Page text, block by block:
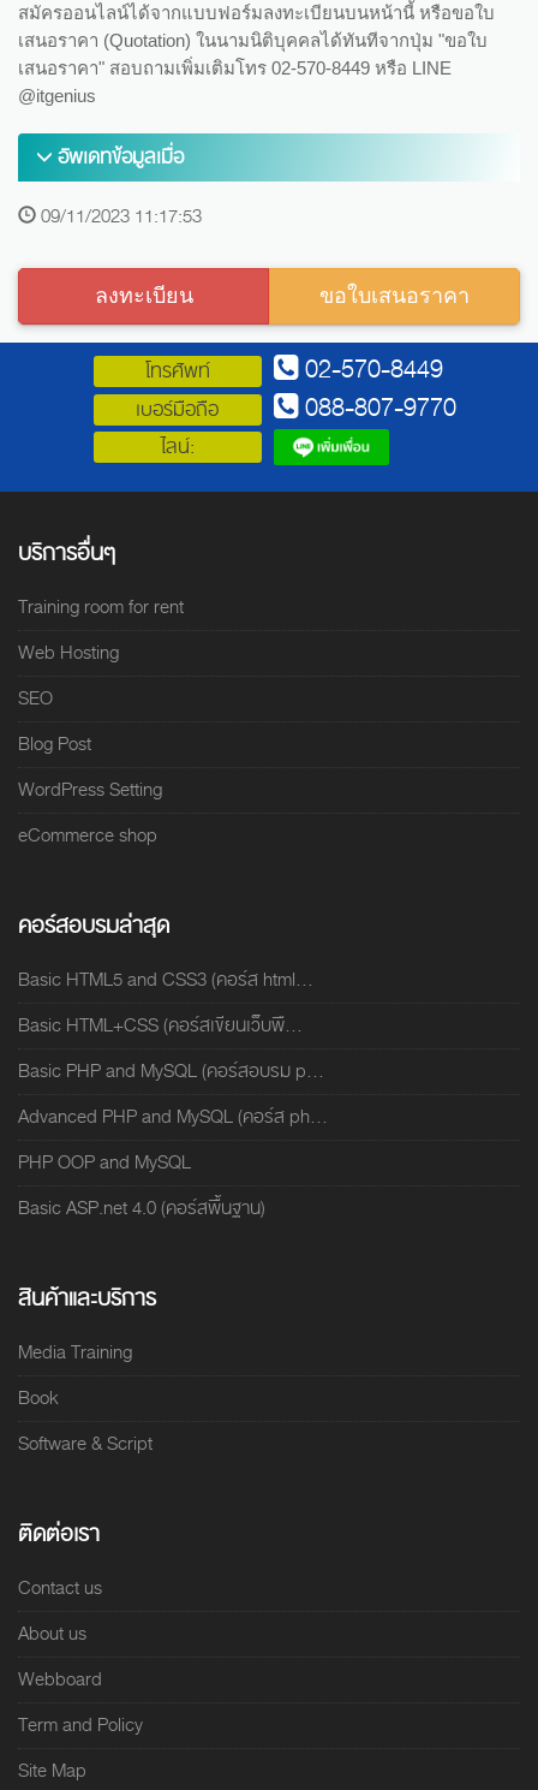
สมัครออนไลน์ได้จากแบบฟอร์มลงทะเบียนบนหน้านี้ หรือขอใบ
เสนอราคา (Quotation) ในนามนิติบุคคลได้ทันทีจากปุ่ม "ขอใบ
เสนอราคา" สอบถามเพิ่มเติมโทร 02-570-8449 หรือ LINE
@itgenius
อัพเดทข้อมูลเมื่อ
09/11/2023 11:17:53
ลงทะเบียน ขอใบเสนอราคา
โทรศัพท์ 02-570-8449
เบอร์มือถือ 088-807-9770
ไลน์:
บริการอื่นๆ
Training room for rent
Web Hosting
SEO
Blog Post
WordPress Setting
eCommerce shop
คอร์สอบรมล่าสุด
Basic HTML5 and CSS3 (คอร์ส html...
Basic HTML+CSS (คอร์สเขียนเว็บพื...
Basic PHP and MySQL (คอร์สอบรม p...
Advanced PHP and MySQL (คอร์ส ph...
PHP OOP and MySQL
Basic ASP.net 4.0 (คอร์สพื้นฐาน)
สินค้าและบริการ
Media Training
Book
Software & Script
ติดต่อเรา
Contact us
About us
Webboard
Term and Policy
Site Map